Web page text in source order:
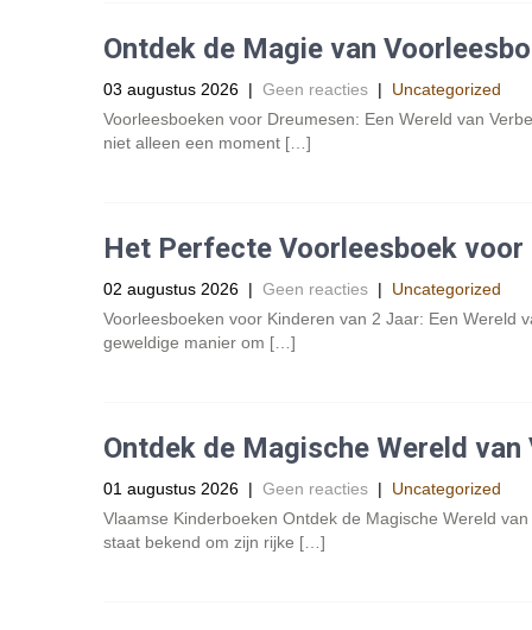
Ontdek de Magie van
03 augustus 2026 | Geen reacties | Uncategorized
Voorleesboeken voor Dreumesen: Een Wereld van
niet alleen een moment […]
Het Perfecte Voorleesboek voor
02 augustus 2026 | Geen reacties | Uncategorized
Voorleesboeken voor Kinderen van 2 Jaar: Een Wereld
geweldige manier om […]
Ontdek de Magische Wereld
01 augustus 2026 | Geen reacties | Uncategorized
Vlaamse Kinderboeken Ontdek de Magische Wereld
staat bekend om zijn rijke […]